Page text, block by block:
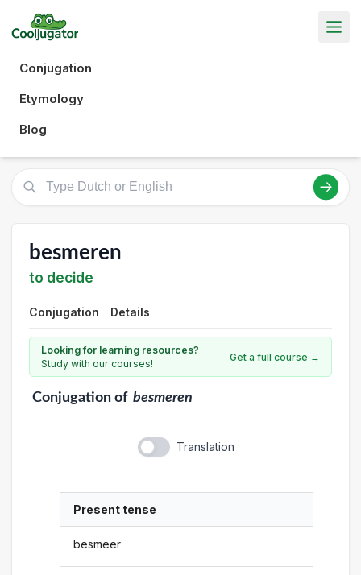
Conjugation
Etymology
Blog
besmeren
to decide
Conjugation Details
Looking for learning resources?
Study with our courses!
Get a full course →
Conjugationof besmeren
Translation
Present tense
besmeer